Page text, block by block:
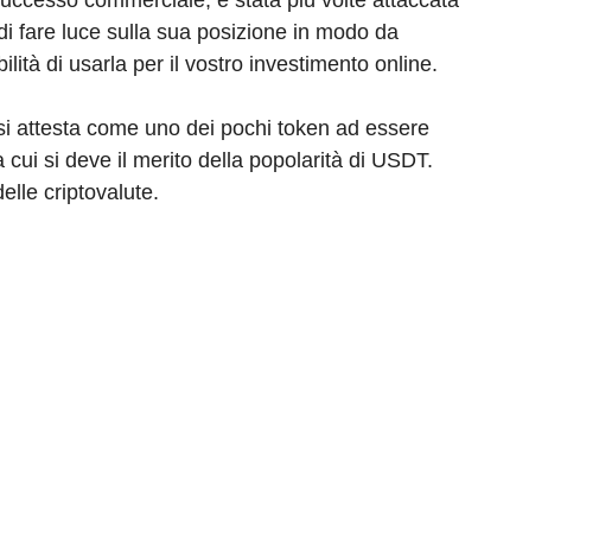
fare luce sulla sua posizione in modo da
di usarla per il vostro investimento online.
attesta come uno dei pochi token ad essere
si deve il merito della popolarità di USDT.
criptovalute.